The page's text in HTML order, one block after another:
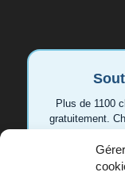
Plus de 1100
gratuitement.
pour aider
soutien